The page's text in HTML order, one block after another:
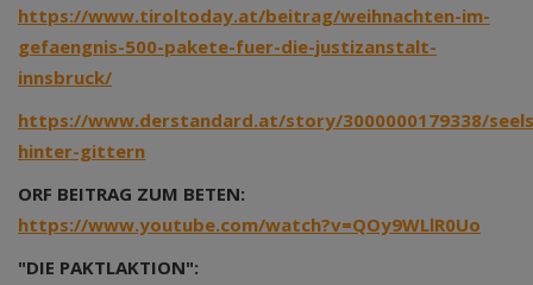
https://www.tiroltoday.at/beitrag/weihnachten-im-
gefaengnis-500-pakete-fuer-die-justizanstalt-
innsbruck/
https://www.derstandard.at/story/3000000179338/
hinter-gittern
ORF BEITRAG ZUM BETEN:
https://www.youtube.com/watch?v=QOy9WLlR0Uo
"DIE PAKTLAKTION":